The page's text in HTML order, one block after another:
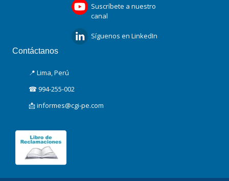
Suscríbete a nuestro
canal
Síguenos en LinkedIn
Contáctanos
📍 Lima, Perú
☎ 994-255-002
📩 informes@cgi-pe.com